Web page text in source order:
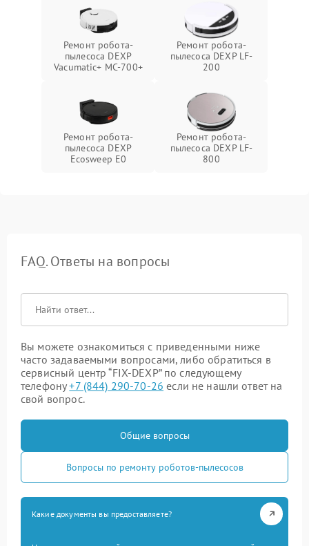
Ремонт робота-
пылесоса DEXP
Vacumatic+ MC-700+
Ремонт робота-
пылесоса DEXP LF-
200
Ремонт робота-
пылесоса DEXP
Ecosweep E0
Ремонт робота-
пылесоса DEXP LF-
800
FAQ. Ответы на вопросы
Вы можете ознакомиться с приведенными ниже
часто задаваемыми вопросами, либо обратиться в
сервисный центр “FIX-DEXP” по следующему
телефону+7 (844) 290-70-26 если не нашли ответ на
свой вопрос.
Общие вопросы
Вопросы по ремонту роботов-пылесосов
Какие документы вы предоставляете?